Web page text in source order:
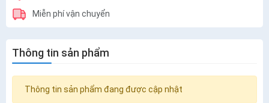
Miễn phí vận chuyển
Thông tin sản phẩm
Thông tin sản phẩm đang được cập nhật